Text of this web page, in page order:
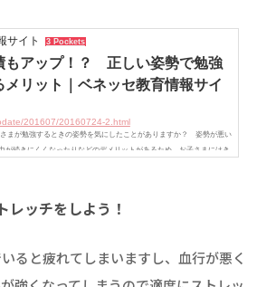
サイト 3 Pockets
もアップ！？ 正しい姿勢で勉強
メリット｜ベネッセ教育情報サイ
201607/20160724-2.html
さまが勉強するときの姿勢を気にしたことがありますか？ 姿勢が悪い
が続きにくくなったりなどのデメリットがあるため、お子さまにはき
ッチをしよう！
ると疲れてしまいますし、血行が悪く